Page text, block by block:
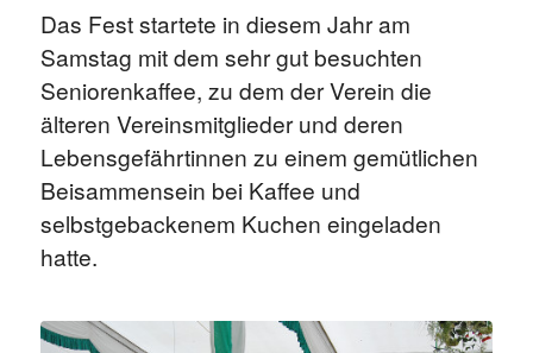
Das Fest startete in diesem Jahr am
Samstag mit dem sehr gut besuchten
Seniorenkaffee, zu dem der Verein die
älteren Vereinsmitglieder und deren
Lebensgefährtinnen zu einem gemütlichen
Beisammensein bei Kaffee und
selbstgebackenem Kuchen eingeladen
hatte.